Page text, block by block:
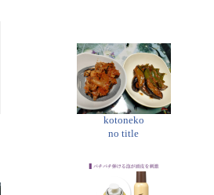
kotoneko
no title